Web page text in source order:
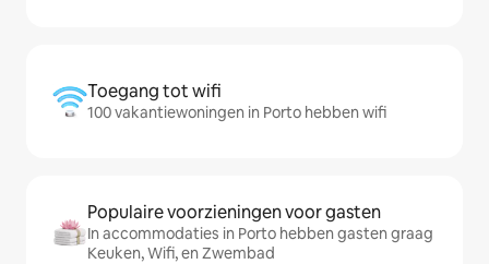
Toegang tot wifi
100 vakantiewoningen in Porto hebben wifi
Populaire voorzieningen voor gasten
In accommodaties in Porto hebben gasten graag
Keuken, Wifi, en Zwembad